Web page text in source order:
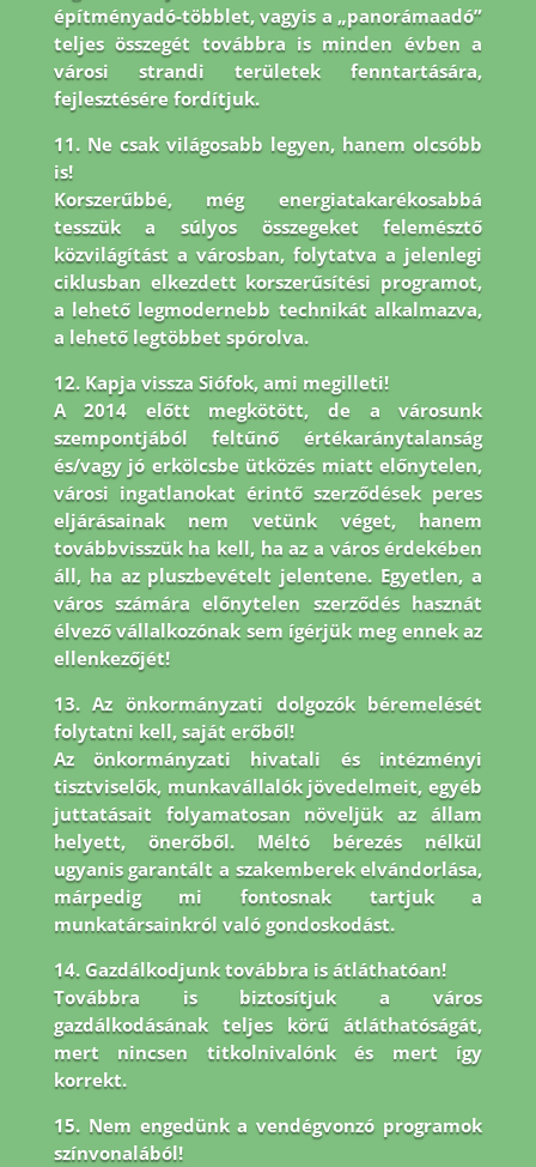
építményadó-többlet, vagyis a „panorámaadó”
teljes összegét továbbra is minden évben a
városi strandi területek fenntartására,
fejlesztésére fordítjuk.
11. Ne csak világosabb legyen, hanem olcsóbb
is!
Korszerűbbé, még energiatakarékosabbá
tesszük a súlyos összegeket felemésztő
közvilágítást a városban, folytatva a jelenlegi
ciklusban elkezdett korszerűsítési programot,
a lehető legmodernebb technikát alkalmazva,
a lehető legtöbbet spórolva.
12. Kapja vissza Siófok, ami megilleti!
A 2014 előtt megkötött, de a városunk
szempontjából feltűnő értékaránytalanság
és/vagy jó erkölcsbe ütközés miatt előnytelen,
városi ingatlanokat érintő szerződések peres
eljárásainak nem vetünk véget, hanem
továbbvisszük ha kell, ha az a város érdekében
áll, ha az pluszbevételt jelentene. Egyetlen, a
város számára előnytelen szerződés hasznát
élvező vállalkozónak sem ígérjük meg ennek az
ellenkezőjét!
13. Az önkormányzati dolgozók béremelését
folytatni kell, saját erőből!
Az önkormányzati hivatali és intézményi
tisztviselők, munkavállalók jövedelmeit, egyéb
juttatásait folyamatosan növeljük az állam
helyett, önerőből. Méltó bérezés nélkül
ugyanis garantált a szakemberek elvándorlása,
márpedig mi fontosnak tartjuk a
munkatársainkról való gondoskodást.
14. Gazdálkodjunk továbbra is átláthatóan!
Továbbra is biztosítjuk a város
gazdálkodásának teljes körű átláthatóságát,
mert nincsen titkolnivalónk és mert így
korrekt.
15. Nem engedünk a vendégvonzó programok
színvonalából!